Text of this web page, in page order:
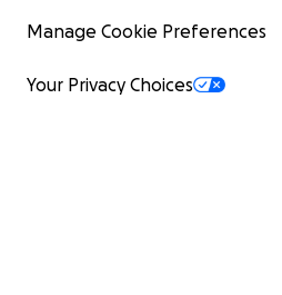
Manage Cookie Preferences
Your Privacy Choices